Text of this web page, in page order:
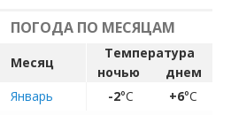
ПОГОДА ПО МЕСЯЦАМ
Месяц
Температура
ночью
днем
Январь
-2°C +6°C